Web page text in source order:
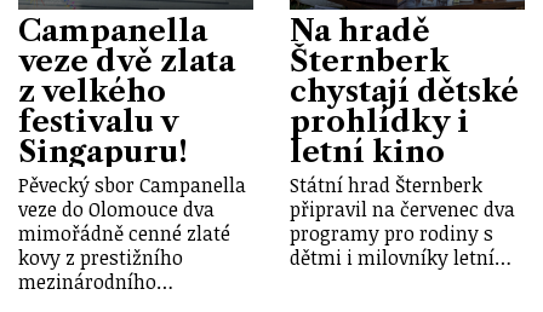
Campanella
veze dvě zlata
z velkého
festivalu v
Singapuru!
Pěvecký sbor Campanella
veze do Olomouce dva
mimořádně cenné zlaté
kovy z prestižního
mezinárodního…
Na hradě
Šternberk
chystají dětské
prohlídky i
letní kino
Státní hrad Šternberk
připravil na červenec dva
programy pro rodiny s
dětmi i milovníky letní…